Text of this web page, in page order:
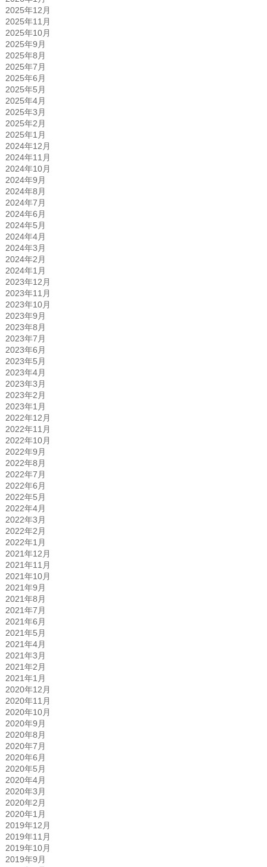
2025年12月
2025年11月
2025年10月
2025年9月
2025年8月
2025年7月
2025年6月
2025年5月
2025年4月
2025年3月
2025年2月
2025年1月
2024年12月
2024年11月
2024年10月
2024年9月
2024年8月
2024年7月
2024年6月
2024年5月
2024年4月
2024年3月
2024年2月
2024年1月
2023年12月
2023年11月
2023年10月
2023年9月
2023年8月
2023年7月
2023年6月
2023年5月
2023年4月
2023年3月
2023年2月
2023年1月
2022年12月
2022年11月
2022年10月
2022年9月
2022年8月
2022年7月
2022年6月
2022年5月
2022年4月
2022年3月
2022年2月
2022年1月
2021年12月
2021年11月
2021年10月
2021年9月
2021年8月
2021年7月
2021年6月
2021年5月
2021年4月
2021年3月
2021年2月
2021年1月
2020年12月
2020年11月
2020年10月
2020年9月
2020年8月
2020年7月
2020年6月
2020年5月
2020年4月
2020年3月
2020年2月
2020年1月
2019年12月
2019年11月
2019年10月
2019年9月